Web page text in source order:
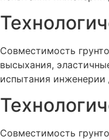
Совместимость
высыхания,
испытания инженерии
Совместимость